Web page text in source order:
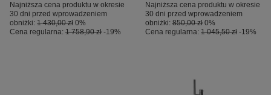
Najniższa cena produktu w okresie
30 dni przed wprowadzeniem
obniżki: 1 430,00 zł 0%
Cena regularna: 1 758,90 zł -19%
Najniższa cena produktu w okresie
30 dni przed wprowadzeniem
obniżki: 850,00 zł 0%
Cena regularna: 1 045,50 zł -19%